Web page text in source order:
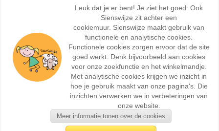
2711 PP Zoetermeer
Nederland
Tel: +31(0)627072095
info@sienswijze.nl
KvK-nr.: 67667317
Webdesign en ontwikkeling doorSienswijze ICT
Sienswijze | Alle rechten voorbehouden.
Leuk dat je er bent! Je ziet het goed: Ook
Sienswijze zit achter een
cookiemuur. Sienswijze maakt gebruik van
functionele en analytische cookies.
Functionele cookies zorgen ervoor dat de site
goed werkt. Denk bijvoorbeeld aan cookies
voor onze zoekfunctie en het winkelmandje.
Met analytische cookies krijgen we inzicht in
hoe je gebruik maakt van onze pagina's. Die
inzichten verwerken we in verbeteringen van
onze website.
Meer informatie tonen over de cookies